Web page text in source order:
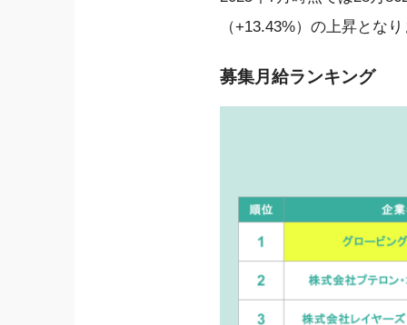
（+13.43%）の上昇とな
募集月給ランキング